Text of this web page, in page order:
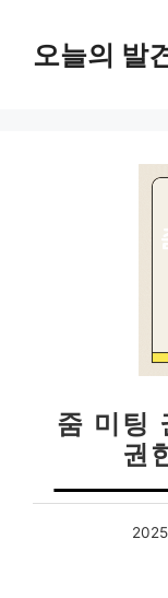
오늘의 발
줌 미팅
권